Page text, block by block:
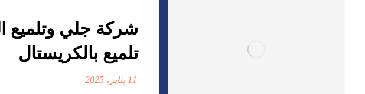
تلميع بالكريستال
11 يناير، 2025